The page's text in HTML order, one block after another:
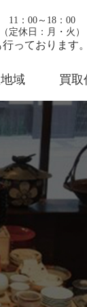
11：00～18：00
（定休日：月・火）
っております。
域 買取